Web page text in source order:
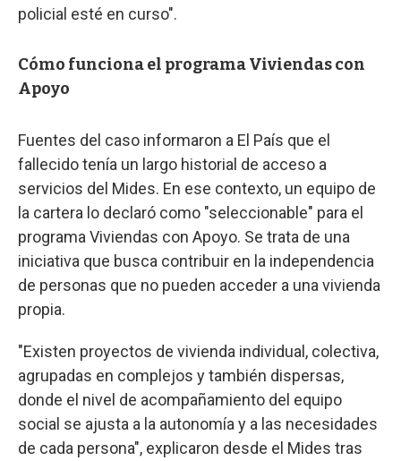
policial esté en curso".
Cómo funciona el programa Viviendas con
Apoyo
Fuentes del caso informaron a El País que el
fallecido tenía un largo historial de acceso a
servicios del Mides. En ese contexto, un equipo de
la cartera lo declaró como "seleccionable" para el
programa Viviendas con Apoyo. Se trata de una
iniciativa que busca contribuir en la independencia
de personas que no pueden acceder a una vivienda
propia.
"Existen proyectos de vivienda individual, colectiva,
agrupadas en complejos y también dispersas,
donde el nivel de acompañamiento del equipo
social se ajusta a la autonomía y a las necesidades
de cada persona", explicaron desde el Mides tras